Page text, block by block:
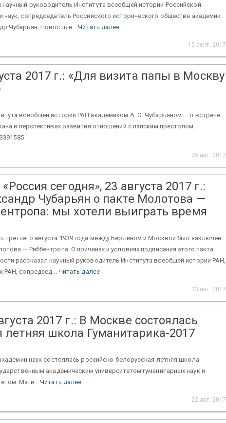
руководитель Института всеобщей истории Российской
наук, сопредседатель Российского исторического общества академик
Чубарьян. Новость н...Читать далее
15 сент. 2017
2017 г.: «Для визита папы в Москву
всеобщей истории РАН академиком А. О. Чубарьяном — о встрече
и перспективах развития отношений с папским престолом.
25 авг. 2017
сегодня», 23 августа 2017 г.:
Чубарьян о пакте Молотова —
мы хотели выиграть время
третьего августа 1939 года между Берлином и Москвой был заключен
— Риббентропа. О причинах и условиях подписания этого пакта
рассказал научный руководитель Института всеобщей истории РАН,
РАН, сопредсед... Читать далее
23 авг. 2017
2017 г.: В Москве состоялась
летняя школа Гуманитарика-2017
наук состоялась российско-белорусская летняя школа
академическим университетом гуманитарных наук и
Маги...Читать далее
22 авг. 2017